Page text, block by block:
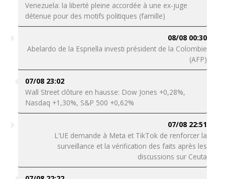
Venezuela: la liberté pleine accordée à une ex-juge
détenue pour des motifs politiques (famille)
08/08 00:30
Abelardo de la Espriella investi président de la Colombie
(AFP)
07/08 23:02
Wall Street clôture en hausse: Dow Jones +0,28%,
Nasdaq +1,30%, S&P 500 +0,62%
07/08 22:51
L'UE demande à Meta et TikTok de renforcer la
surveillance et la vérification des faits après les
discussions sur Ceuta